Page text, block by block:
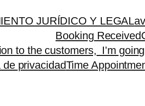
JURÍDICO Y LEGAL
Booking Received
to the customers, I’m
de privacidadTime